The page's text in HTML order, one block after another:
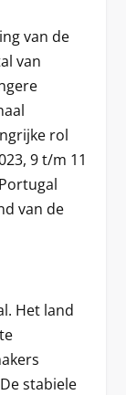
van de
van
rol
9 t/m 11
van de
Het land
stabiele